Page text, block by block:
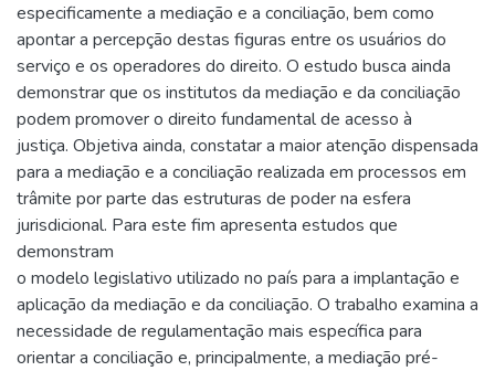
especificamente a mediação e a conciliação, bem como
apontar a percepção destas figuras entre os usuários do
serviço e os operadores do direito. O estudo busca ainda
demonstrar que os institutos da mediação e da conciliação
podem promover o direito fundamental de acesso à
justiça. Objetiva ainda, constatar a maior atenção dispensada
para a mediação e a conciliação realizada em processos em
trâmite por parte das estruturas de poder na esfera
jurisdicional. Para este fim apresenta estudos que
demonstram
o modelo legislativo utilizado no país para a implantação e
aplicação da mediação e da conciliação. O trabalho examina a
necessidade de regulamentação mais específica para
orientar a conciliação e, principalmente, a mediação pré-